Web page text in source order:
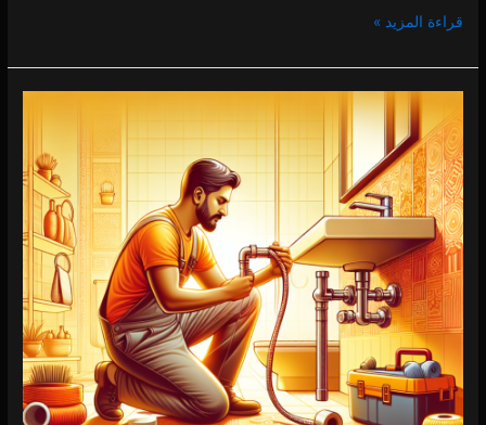
قراءة المزيد »
في
المدينة
الأكاديمية
0 (0)